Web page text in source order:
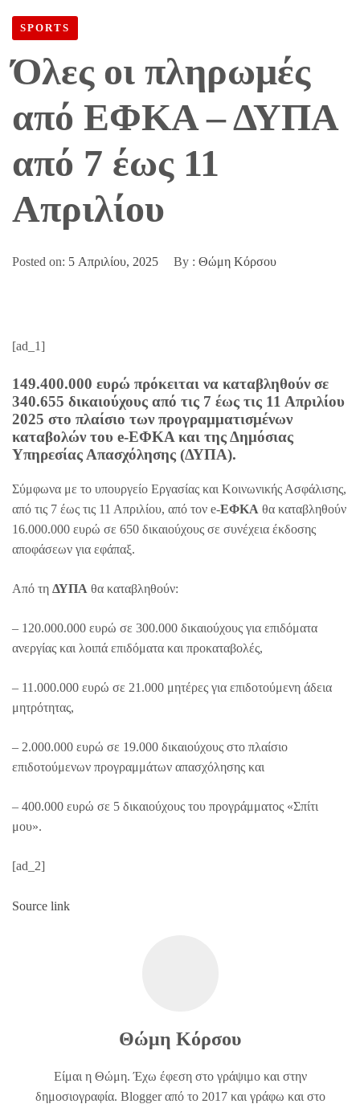
SPORTS
Όλες οι πληρωμές
από ΕΦΚΑ – ΔΥΠΑ
από 7 έως 11
Απριλίου
Posted on: 5 Απριλίου, 2025 By : Θώμη Κόρσου
[ad_1]
149.400.000 ευρώ πρόκειται να καταβληθούν σε
340.655 δικαιούχους από τις 7 έως τις 11 Απριλίου
2025 στο πλαίσιο των προγραμματισμένων
καταβολών του e-ΕΦΚΑ και της Δημόσιας
Υπηρεσίας Απασχόλησης (ΔΥΠΑ).
Σύμφωνα με το υπουργείο Εργασίας και Κοινωνικής Ασφάλισης,
από τις 7 έως τις 11 Απριλίου, από τον e-ΕΦΚΑ θα καταβληθούν
16.000.000 ευρώ σε 650 δικαιούχους σε συνέχεια έκδοσης
αποφάσεων για εφάπαξ.
Από τη ΔΥΠΑ θα καταβληθούν:
– 120.000.000 ευρώ σε 300.000 δικαιούχους για επιδόματα
ανεργίας και λοιπά επιδόματα και προκαταβολές,
– 11.000.000 ευρώ σε 21.000 μητέρες για επιδοτούμενη άδεια
μητρότητας,
– 2.000.000 ευρώ σε 19.000 δικαιούχους στο πλαίσιο
επιδοτούμενων προγραμμάτων απασχόλησης και
– 400.000 ευρώ σε 5 δικαιούχους του προγράμματος «Σπίτι
μου».
[ad_2]
Source link
Θώμη Κόρσου
Είμαι η Θώμη. Έχω έφεση στο γράψιμο και στην
δημοσιογραφία. Blogger από το 2017 και γράφω και στο